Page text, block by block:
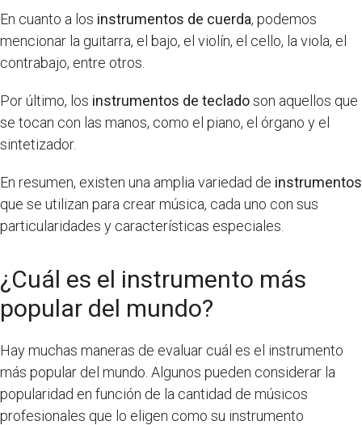
En cuanto a los instrumentos de cuerda, podemos
mencionar la guitarra, el bajo, el violín, el cello, la viola, el
contrabajo, entre otros.
Por último, los instrumentos de tecladoson aquellos que
se tocan con las manos, como el piano, el órgano y el
sintetizador.
En resumen, existen una amplia variedad de instrumentos
que se utilizan para crear música, cada uno con sus
particularidades y características especiales.
¿Cuál es el instrumento más
popular del mundo?
Hay muchas maneras de evaluar cuál es el instrumento
más popular del mundo. Algunos pueden considerar la
popularidad en función de la cantidad de músicos
profesionales que lo eligen como su instrumento